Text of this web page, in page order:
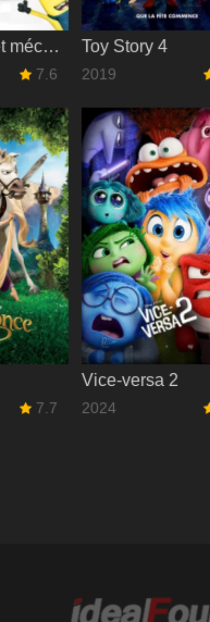
Moi, moche et méchant
7.6
Toy Story 4
2019
7.7
Vice-versa 2
2024